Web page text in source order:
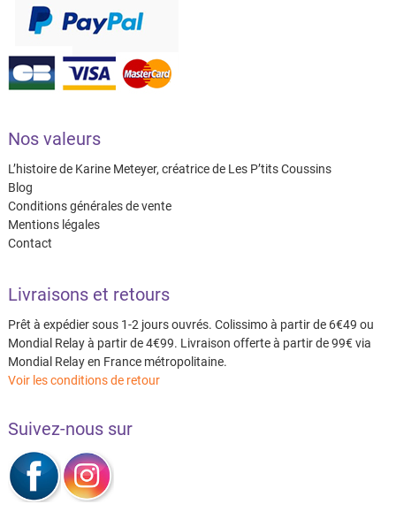
Nos valeurs
L’histoire de Karine Meteyer, créatrice de Les P’tits Coussins
Blog
Conditions générales de vente
Mentions légales
Contact
Livraisons et retours
Prêt à expédier sous 1-2 jours ouvrés. Colissimo à partir de 6€49 ou
Mondial Relay à partir de 4€99. Livraison offerte à partir de 99€ via
Mondial Relay en France métropolitaine.
Voir les conditions de retour
Suivez-nous sur